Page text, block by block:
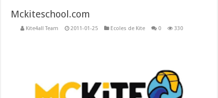
Mckiteschool.com
Kite4all Team 2011-01-25 Ecoles de Kite 0 330